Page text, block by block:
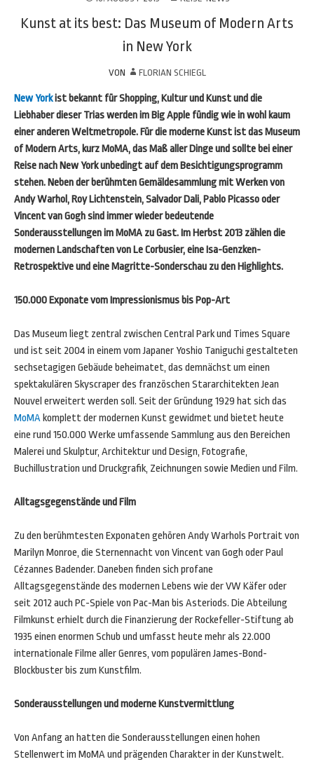
Kunst at its best: Das Museum of Modern Arts
in New York
VON FLORIAN SCHIEGL
New Yorkist bekannt für Shopping, Kultur und Kunst und die
Liebhaber dieser Trias werden im Big Apple fündig wie in wohl kaum
einer anderen Weltmetropole. Für die moderne Kunst ist das Museum
of Modern Arts, kurz MoMA, das Maß aller Dinge und sollte bei einer
Reise nach New York unbedingt auf dem Besichtigungsprogramm
stehen. Neben der berühmten Gemäldesammlung mit Werken von
Andy Warhol, Roy Lichtenstein, Salvador Dali, Pablo Picasso oder
Vincent van Gogh sind immer wieder bedeutende
Sonderausstellungen im MoMA zu Gast. Im Herbst 2013 zählen die
modernen Landschaften von Le Corbusier, eine Isa-Genzken-
Retrospektive und eine Magritte-Sonderschau zu den Highlights.
150.000 Exponate vom Impressionismus bis Pop-Art
Das Museum liegt zentral zwischen Central Park und Times Square
und ist seit 2004 in einem vom Japaner Yoshio Taniguchi gestalteten
sechsetagigen Gebäude beheimatet, das demnächst um einen
spektakulären Skyscraper des französchen Stararchitekten Jean
Nouvel erweitert werden soll. Seit der Gründung 1929 hat sich das
MoMA komplett der modernen Kunst gewidmet und bietet heute
eine rund 150.000 Werke umfassende Sammlung aus den Bereichen
Malerei und Skulptur, Architektur und Design, Fotografie,
Buchillustration und Druckgrafik, Zeichnungen sowie Medien und Film.
Alltagsgegenstände und Film
Zu den berühmtesten Exponaten gehören Andy Warhols Portrait von
Marilyn Monroe, die Sternennacht von Vincent van Gogh oder Paul
Cézannes Badender. Daneben finden sich profane
Alltagsgegenstände des modernen Lebens wie der VW Käfer oder
seit 2012 auch PC-Spiele von Pac-Man bis Asteriods. Die Abteilung
Filmkunst erhielt durch die Finanzierung der Rockefeller-Stiftung ab
1935 einen enormen Schub und umfasst heute mehr als 22.000
internationale Filme aller Genres, vom populären James-Bond-
Blockbuster bis zum Kunstfilm.
Sonderausstellungen und moderne Kunstvermittlung
Von Anfang an hatten die Sonderausstellungen einen hohen
Stellenwert im MoMA und prägenden Charakter in der Kunstwelt.